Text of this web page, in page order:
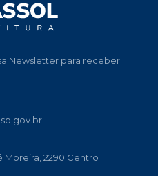
Moreira, 2290 Centro
Newsletter para receber